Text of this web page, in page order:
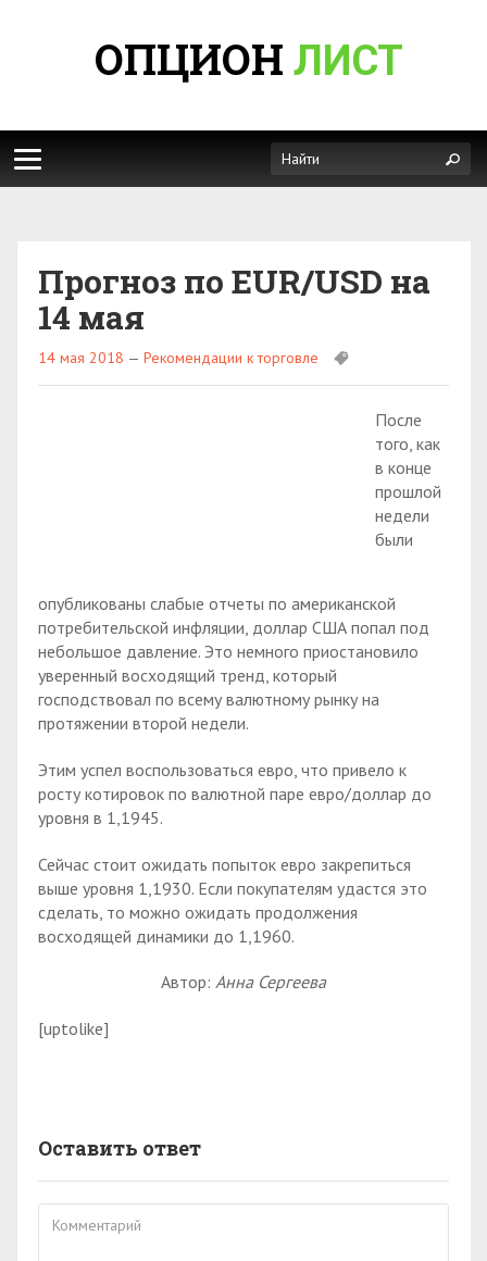
ОПЦИОН ЛИСТ
Прогноз по EUR/USD на
14 мая
14 мая 2018 — Рекомендации к торговле
После
того, как
в конце
прошлой
недели
были
опубликованы слабые отчеты по американской
потребительской инфляции, доллар США попал под
небольшое давление. Это немного приостановило
уверенный восходящий тренд, который
господствовал по всему валютному рынку на
протяжении второй недели.
Этим успел воспользоваться евро, что привело к
росту котировок по валютной паре евро/доллар до
уровня в 1,1945.
Сейчас стоит ожидать попыток евро закрепиться
выше уровня 1,1930. Если покупателям удастся это
сделать, то можно ожидать продолжения
восходящей динамики до 1,1960.
Автор: Анна Сергеева
[uptolike]
Оставить ответ